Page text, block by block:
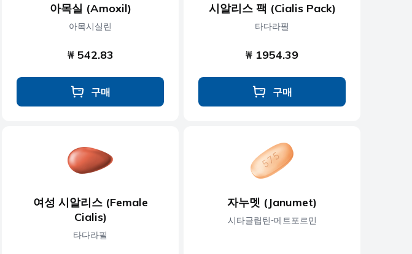
아목실 (Amoxil)
아목시실린
₩ 542.83
구매
시알리스 팩 (Cialis Pack)
타다라필
₩ 1954.39
구매
여성 시알리스 (Female
Cialis)
타다라필
자누멧 (Janumet)
시타글립틴-메트포르민